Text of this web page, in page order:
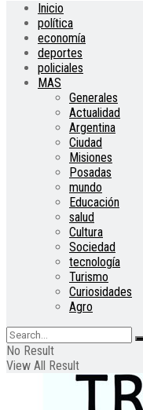
Inicio
política
economía
deportes
policiales
MAS
Generales
Actualidad
Argentina
Ciudad
Misiones
Posadas
mundo
Educación
salud
Cultura
Sociedad
tecnología
Turismo
Curiosidades
Agro
No Result
View All Result